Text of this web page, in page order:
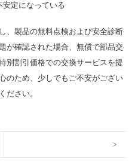
定になっている
、製品の無料点検および安全診断
が確認された場合、無償で部品交
別割引価格での交換サービスを提
のため、少しでもご不安がござい
ださい。